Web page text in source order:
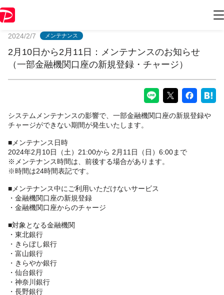
2024/2/7 メンテナンス
2月10日から2月11日：メンテナンスのお知らせ
（一部金融機関口座の新規登録・チャージ）
システムメンテナンスの影響で、一部金融機関口座の新規登録や
チャージができない期間が発生いたします。
■メンテナンス日時
2024年2月10日（土）21:00から 2月11日（日）6:00まで
※メンテナンス時間は、前後する場合があります。
※時間は24時間表記です。
■メンテナンス中にご利用いただけないサービス
・金融機関口座の新規登録
・金融機関口座からのチャージ
■対象となる金融機関
・東北銀行
・きらぼし銀行
・富山銀行
・きらやか銀行
・仙台銀行
・神奈川銀行
・長野銀行